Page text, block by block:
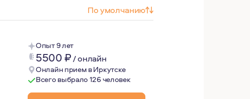
По умолчанию
Опыт 9 лет
5500₽/онлайн
Онлайн прием в Иркутске
Всего выбрало 126 человек